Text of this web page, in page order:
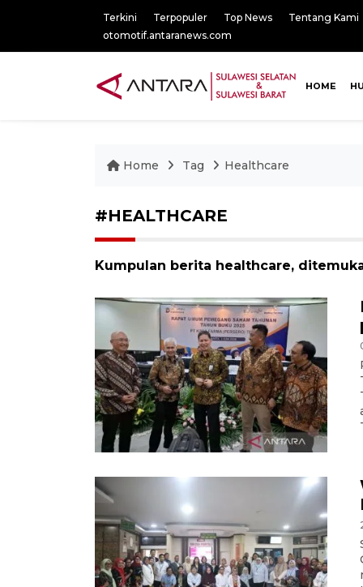
Terkini Terpopuler Top News
Tentang Kami
otomotif.antaranews.com
HOME
Home Tag Healthcare
#HEALTHCARE
Kumpulan berita healthcare,